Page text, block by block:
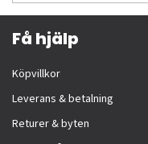
Få hjälp
Köpvillkor
Leverans & betalning
Returer & byten